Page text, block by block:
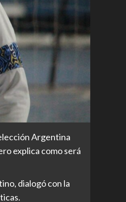
Argentina
explica como será
dialogó con la